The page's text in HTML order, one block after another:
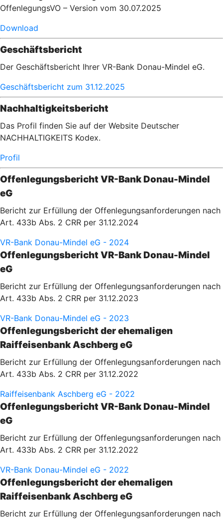
OffenlegungsVO – Version vom 30.07.2025
Download
Geschäftsbericht
Der Geschäftsbericht Ihrer VR-Bank Donau-Mindel eG.
Geschäftsbericht zum 31.12.2025
Nachhaltigkeitsbericht
Das Profil finden Sie auf der Website Deutscher
NACHHALTIGKEITS Kodex.
Profil
Offenlegungsbericht VR-Bank Donau-Mindel
eG
Bericht zur Erfüllung der Offenlegungsanforderungen nach
Art. 433b Abs. 2 CRR per 31.12.2024
VR-Bank Donau-Mindel eG - 2024
Offenlegungsbericht VR-Bank Donau-Mindel
eG
Bericht zur Erfüllung der Offenlegungsanforderungen nach
Art. 433b Abs. 2 CRR per 31.12.2023
VR-Bank Donau-Mindel eG - 2023
Offenlegungsbericht der ehemaligen
Raiffeisenbank Aschberg eG
Bericht zur Erfüllung der Offenlegungsanforderungen nach
Art. 433b Abs. 2 CRR per 31.12.2022
Raiffeisenbank Aschberg eG - 2022
Offenlegungsbericht VR-Bank Donau-Mindel
eG
Bericht zur Erfüllung der Offenlegungsanforderungen nach
Art. 433b Abs. 2 CRR per 31.12.2022
VR-Bank Donau-Mindel eG - 2022
Offenlegungsbericht der ehemaligen
Raiffeisenbank Aschberg eG
Bericht zur Erfüllung der Offenlegungsanforderungen nach